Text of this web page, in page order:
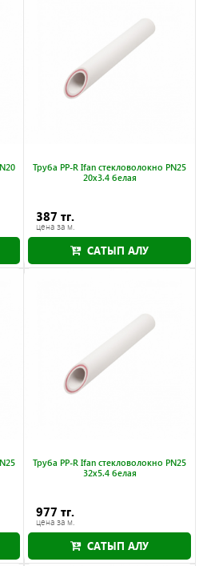
Труба PP-R Ifan стекловолокно PN25
20x3.4 белая
387 тг.
цена за м.
САТЫП АЛУ
Труба PP-R Ifan стекловолокно PN25
32x5.4 белая
977 тг.
цена за м.
САТЫП АЛУ